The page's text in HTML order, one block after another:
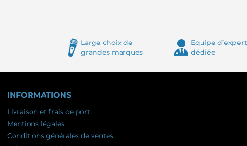
Large choix de
grandes marques
Equipe
dédiée
INFORMATIONS
Livraison et frais de port
Mentions légales
Conditions générales de ventes